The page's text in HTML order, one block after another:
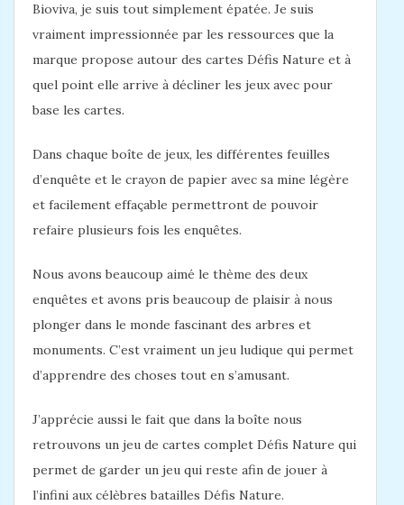
Bioviva, je suis tout simplement épatée. Je suis
vraiment impressionnée par les ressources que la
marque propose autour des cartes Défis Nature et à
quel point elle arrive à décliner les jeux avec pour
base les cartes.
Dans chaque boîte de jeux, les différentes feuilles
d’enquête et le crayon de papier avec sa mine légère
et facilement effaçable permettront de pouvoir
refaire plusieurs fois les enquêtes.
Nous avons beaucoup aimé le thème des deux
enquêtes et avons pris beaucoup de plaisir à nous
plonger dans le monde fascinant des arbres et
monuments. C’est vraiment un jeu ludique qui permet
d’apprendre des choses tout en s’amusant.
J’apprécie aussi le fait que dans la boîte nous
retrouvons un jeu de cartes complet Défis Nature qui
permet de garder un jeu qui reste afin de jouer à
l’infini aux célèbres batailles Défis Nature.